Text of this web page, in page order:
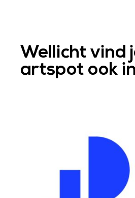
Wellicht vind
artspot ook